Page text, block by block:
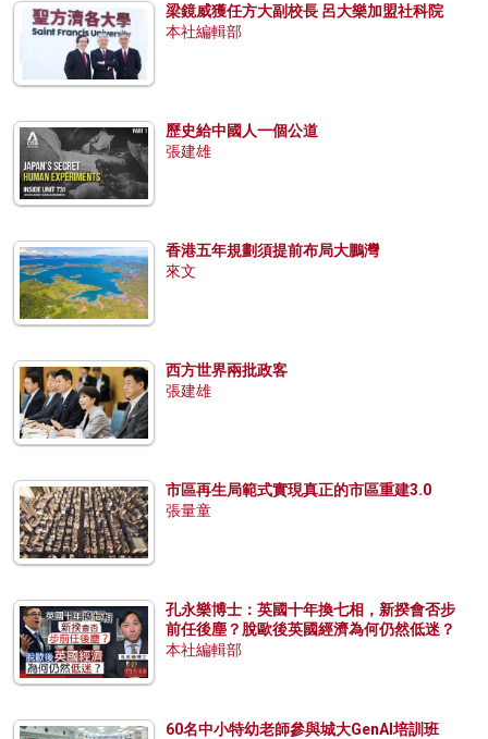
梁鏡威獲任方大副校長 呂大樂加盟社科院
本社編輯部
歷史給中國人一個公道
張建雄
香港五年規劃須提前布局大鵬灣
來文
西方世界兩批政客
張建雄
市區再生局範式實現真正的市區重建3.0
張量童
孔永樂博士：英國十年換七相，新揆會否步
前任後塵？脫歐後英國經濟為何仍然低迷？
本社編輯部
60名中小特幼老師參與城大GenAI培訓班